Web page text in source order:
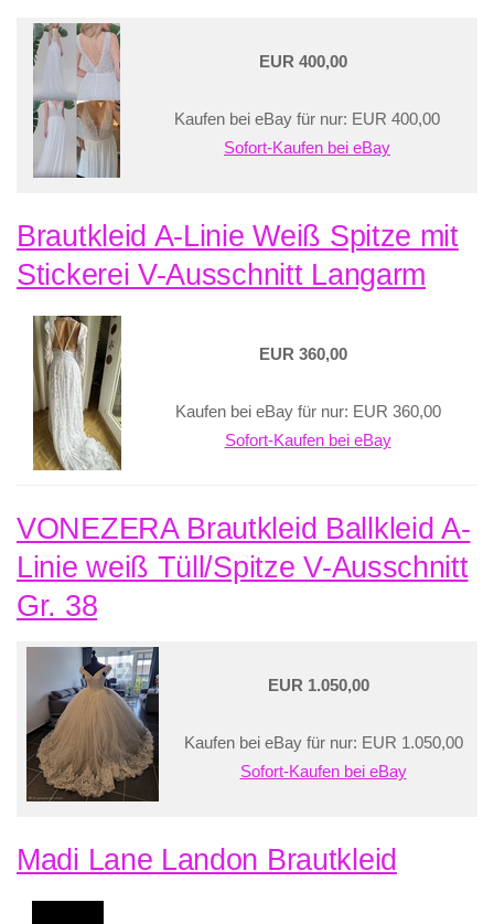
EUR 400,00
Kaufen bei eBay für nur: EUR 400,00
Sofort-Kaufen bei eBay
Brautkleid A-Linie Weiß Spitze mit
Stickerei V-Ausschnitt Langarm
EUR 360,00
Kaufen bei eBay für nur: EUR 360,00
Sofort-Kaufen bei eBay
VONEZERA Brautkleid Ballkleid A-
Linie weiß Tüll/Spitze V-Ausschnitt
Gr. 38
EUR 1.050,00
Kaufen bei eBay für nur: EUR 1.050,00
Sofort-Kaufen bei eBay
Madi Lane Landon Brautkleid